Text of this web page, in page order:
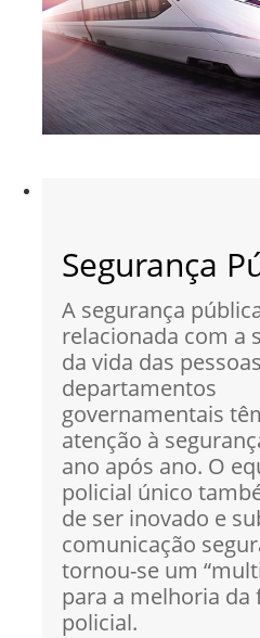
Segurança
A segurança
relacionada com a
da vida das
departamentos
governamentais
atenção à
ano após ano. O
policial único
de ser inovado e
comunicação
tornou-se um
para a melhoria da
policial.